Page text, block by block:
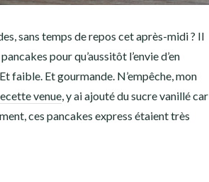
sans temps de repos cet après-midi ? Il
pour qu’aussitôt l’envie d’en
faible. Et gourmande. N’empêche, mon
venue , y ai ajouté du sucre vanillé car
ces pancakes express étaient très